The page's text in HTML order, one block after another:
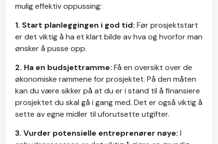
mulig effektiv oppussing:
1. Start planleggingen i god tid: Før prosjektstart
er det viktig å ha et klart bilde av hva og hvorfor man
ønsker å pusse opp.
2. Ha en budsjettramme: Få en oversikt over de
økonomiske rammene for prosjektet. På den måten
kan du være sikker på at du er i stand til å finansiere
prosjektet du skal gå i gang med. Det er også viktig å
sette av egne midler til uforutsette utgifter.
3. Vurder potensielle entreprenører nøye: I